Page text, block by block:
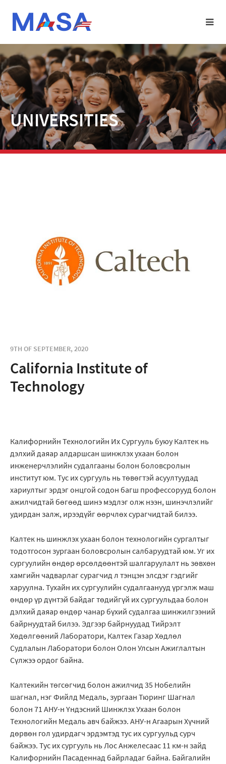
UNIVERSITIES
9TH OF SEPTEMBER, 2020
California Institute of
Technology
Калифорнийн Технологийн Их Сургууль буюу Калтек нь
дэлхий даяар алдаршсан шинжлэх ухаан болон
инженерчлэлийн судалгааны болон боловсролын
институт юм. Тус их сургууль нь төвөгтэй асуултуудад
хариултыг эрдэг онцгой содон багш профессорууд болон
ажилчидтай бөгөөд шинэ мэдлэг олж нээн, шинэчлэлийг
удирдан залж, ирээдүйг өөрчлөх сурагчидтай билээ.
Калтек нь шинжлэх ухаан болон технологийн сургалтыг
тодотгосон зургаан боловсролын салбаруудтай юм. Уг их
сургуулийн өндөр өрсөлдөөнтэй шалгаруулалт нь зөвхөн
хамгийн чадварлаг сурагчид л тэнцэн элсдэг гэдгийг
харуулна. Тухайн их сургуулийн судалгаанууд үргэлж маш
өндөр үр дүнтэй байдаг төдийгүй их сургуульдаа болон
дэлхий даяар өндөр чанар бүхий судалгаа шинжилгээний
байрнуудтай билээ. Эдгээр байрнуудад Тийрэлт
Хөдөлгөөний Лаборатори, Калтек Газар Хөдлөл
Судлалын Лаборатори болон Олон Улсын Ажиглалтын
Сүлжээ ордог байна.
Калтекийн төгсөгчид болон ажилчид 35 Нобелийн
шагнал, нэг Фийлд Медаль, зургаан Тюринг Шагнал
болон 71 АНУ-н Үндэсний Шинжлэх Ухаан болон
Технологийн Медаль авч байжээ. АНУ-н Агаарын Хүчний
дөрвөн гол удирдагч эрдэмтэд тус их сургуульд сурч
байжээ. Тус их сургууль нь Лос Анжелесаас 11 км-н зайд
Калифорнийн Пасаденнад байрладаг байна. Байгалийн